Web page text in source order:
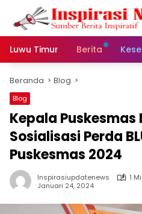
Langsung
konten
Luwu Timur
Berita
Beranda Blog
Blog
Kepala
Sosialisasi Perda
Puskesmas 2024
Inspirasiupdatenews
1
Januari 24, 2024